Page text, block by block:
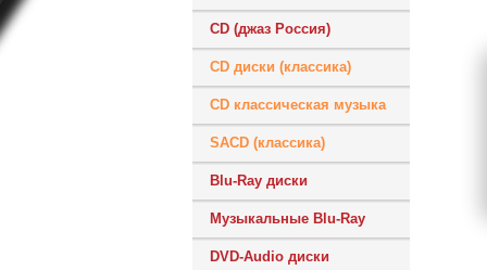
CD (джаз Россия)
CD диски (классика)
CD классическая музыка
SACD (классика)
Blu-Ray диски
Музыкальные Blu-Ray
DVD-Audio диски